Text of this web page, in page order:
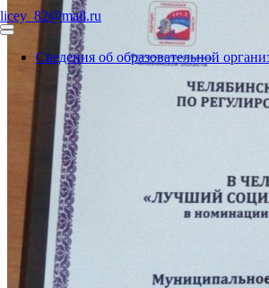
licey_82@mail.ru
Сведения об образовательной